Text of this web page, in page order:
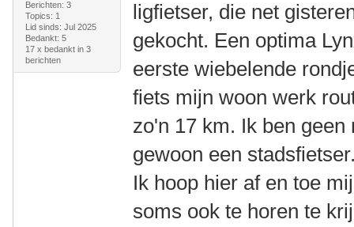
Berichten: 3
Topics: 1
Lid sinds: Jul 2025
Bedankt: 5
17 x bedankt in 3
berichten
ligfietser, die net
gekocht. Een optima
eerste wiebelende
fiets mijn woon werk
zo'n 17 km. Ik ben
gewoon een
Ik hoop hier af en toe
soms ook te horen te